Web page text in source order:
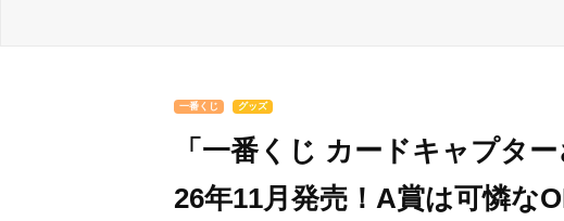
一番くじ グッズ
「一番くじ カードキャプタ
26年11月発売！A賞は可憐な